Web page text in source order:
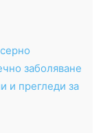
заболяване
и прегледи за